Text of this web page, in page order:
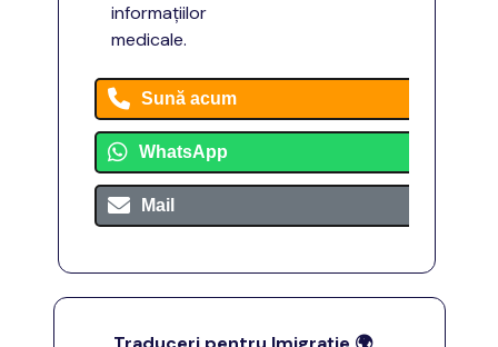
Sună acum
WhatsApp
Mail
informațiilor
medicale.